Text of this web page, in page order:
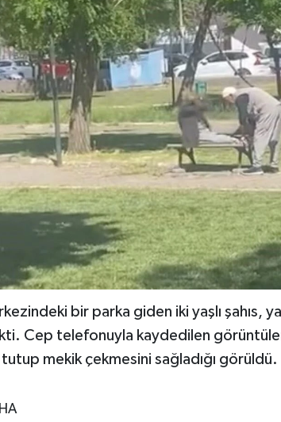
bir parka giden iki yaşlı şahıs,
Cep telefonuyla kaydedilen
tutup mekik çekmesini sağladığı görüldü.
İHA